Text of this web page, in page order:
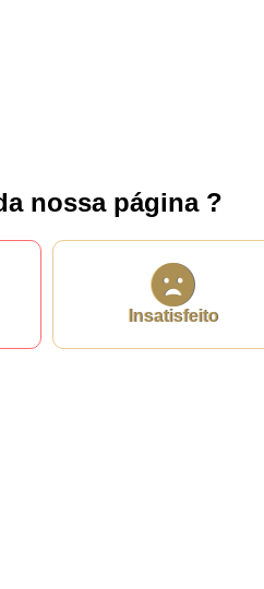
nossa página ?
Insatisfeito